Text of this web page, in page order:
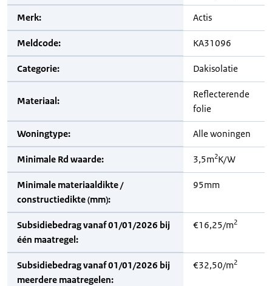
Merk: Actis
Meldcode: KA31096
Categorie: Dakisolatie
Materiaal:
Reflecterende
folie
Woningtype: Alle woningen
Minimale Rd waarde: 3,5m2K/W
Minimale materiaaldikte /
constructiedikte (mm):
95mm
Subsidiebedrag vanaf 01/01/2026 bij
één maatregel:
€16,25/m2
Subsidiebedrag vanaf 01/01/2026 bij
meerdere maatregelen:
€32,50/m2